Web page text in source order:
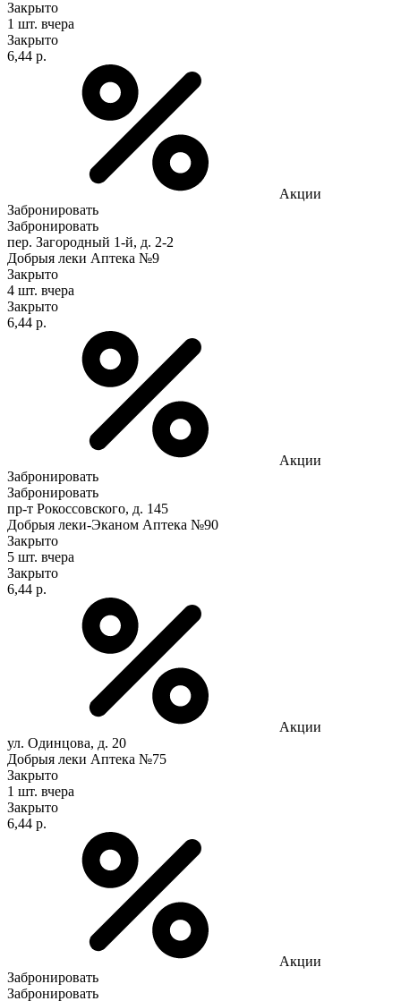
Закрыто
1 шт. вчера
Закрыто
6,44 р.
Акции
Забронировать
Забронировать
пер. Загородный 1-й, д. 2-2
Добрыя леки Аптека №9
Закрыто
4 шт. вчера
Закрыто
6,44 р.
Акции
Забронировать
Забронировать
пр-т Рокоссовского, д. 145
Добрыя леки-Эканом Аптека №90
Закрыто
5 шт. вчера
Закрыто
6,44 р.
Акции
ул. Одинцова, д. 20
Добрыя леки Аптека №75
Закрыто
1 шт. вчера
Закрыто
6,44 р.
Акции
Забронировать
Забронировать